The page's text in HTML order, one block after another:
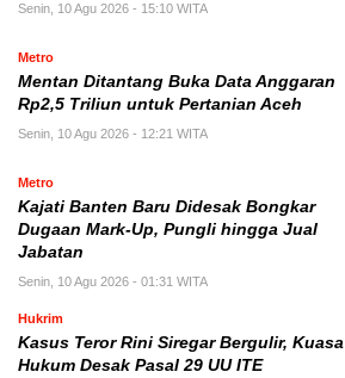
Senin, 10 Agu 2026 - 15:10 WITA
Metro
Mentan Ditantang Buka Data Anggaran
Rp2,5 Triliun untuk Pertanian Aceh
Senin, 10 Agu 2026 - 12:21 WITA
Metro
Kajati Banten Baru Didesak Bongkar
Dugaan Mark-Up, Pungli hingga Jual
Jabatan
Senin, 10 Agu 2026 - 01:31 WITA
Hukrim
Kasus Teror Rini Siregar Bergulir, Kuasa
Hukum Desak Pasal 29 UU ITE